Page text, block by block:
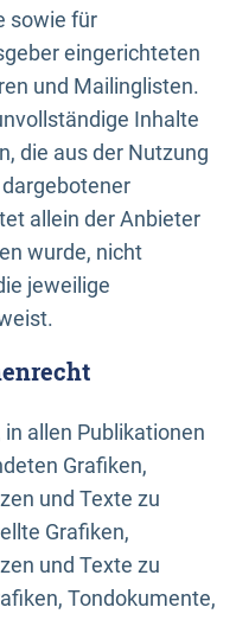
sowie für
eingerichteten
und Mailinglisten.
Inhalte
die aus der Nutzung
allein der Anbieter
wurde, nicht
jeweilige
allen Publikationen
Grafiken,
und Texte zu
Grafiken,
und Texte zu
Tondokumente,